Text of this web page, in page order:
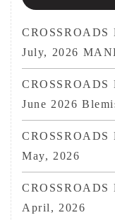
CROSSROADS
July, 2026
CROSSROADS
June 2026
CROSSROADS
May, 2026
CROSSROADS
April, 2026